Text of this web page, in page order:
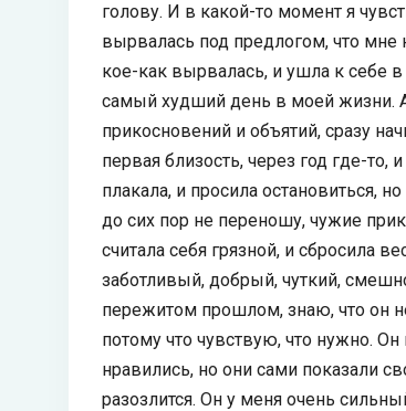
голову. И в какой-то момент я
вырвалась под предлогом, что мне
кое-как вырвалась, и ушла к себе
самый худший день в моей жизни.
прикосновений и объятий, сразу
первая близость, через год где-
плакала, и просила остановиться,
до сих пор не переношу, чужие
считала себя грязной, и сбросила
заботливый, добрый, чуткий,
пережитом прошлом, знаю, что он
потому что чувствую, что нужно.
нравились, но они сами показали
разозлится. Он у меня очень